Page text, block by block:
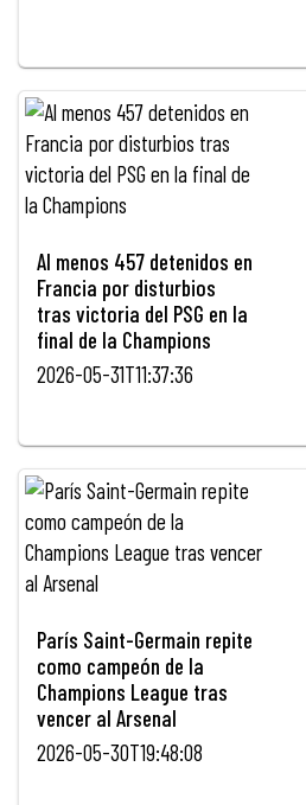
Al menos 457 detenidos en
Francia por disturbios
tras victoria del PSG en la
final de la Champions
2026-05-31T11:37:36
París Saint-Germain repite
como campeón de la
Champions League tras
vencer al Arsenal
2026-05-30T19:48:08